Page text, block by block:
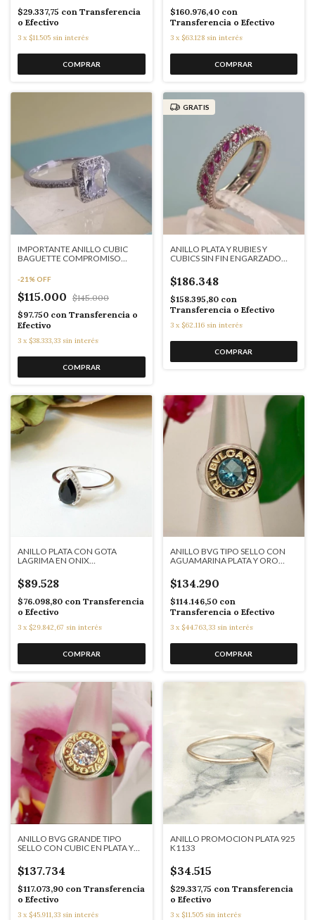
$29.337,75 con Transferencia
o Efectivo
3 x $11.505 sin interés
$160.976,40 con
Transferencia o Efectivo
3 x $63.128 sin interés
IMPORTANTE ANILLO CUBIC
BAGUETTE COMPROMISO
-21 %OFF
$115.000 $145.000
$97.750 con Transferencia o
Efectivo
3 x $38.333,33 sin interés
GRATIS
ANILLO PLATA Y RUBIES Y
CUBICS SIN FIN ENGARZADO
$186.348
$158.395,80 con
Transferencia o Efectivo
3 x $62.116 sin interés
ANILLO PLATA CON GOTA
LAGRIMA EN ONIX
$89.528
$76.098,80 con Transferencia
o Efectivo
3 x $29.842,67 sin interés
ANILLO BVG TIPO SELLO CON
AGUAMARINA PLATA Y ORO
$134.290
$114.146,50 con
Transferencia o Efectivo
3 x $44.763,33 sin interés
ANILLO BVG GRANDE TIPO
SELLO CON CUBIC EN PLATA Y
$137.734
$117.073,90 con Transferencia
o Efectivo
3 x $45.911,33 sin interés
ANILLO PROMOCION PLATA 925
K1133
$34.515
$29.337,75 con Transferencia
o Efectivo
3 x $11.505 sin interés